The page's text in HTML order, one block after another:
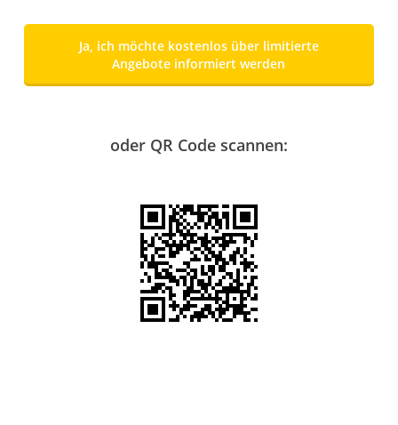
Ja, ich möchte kostenlos über limitierte
Angebote informiert werden
oder QR Code scannen: